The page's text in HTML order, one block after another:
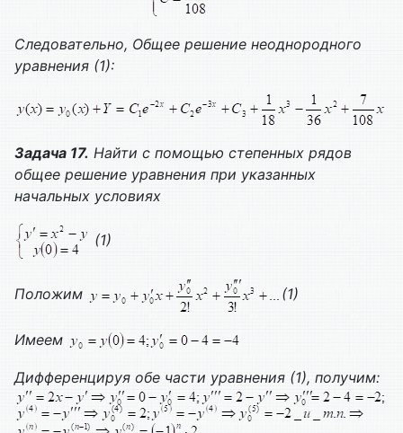
Следовательно, Общее решение неоднородного
уравнения (1):
Задача 17. Найти с помощью степенных рядов
общее решение уравнения при указанных
начальных условиях
(1)
Положим (1)
Имеем
Дифференцируя обе части уравнения (1), получим: